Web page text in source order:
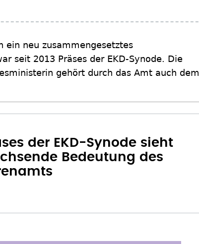
ein neu zusammengesetztes
seit 2013 Präses der EKD-Synode. Die
gehört durch das Amt auch dem
der EKD-Synode sieht
Bedeutung des